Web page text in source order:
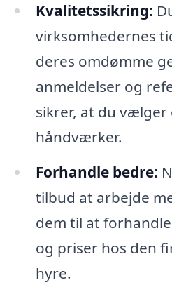
Kvalitetssikring:
virksomhedernes
deres omdømme
anmeldelser og
sikrer, at du vælger
håndværker.
Forhandle bedre:
tilbud at arbejde
dem til at
og priser hos den
hyre.